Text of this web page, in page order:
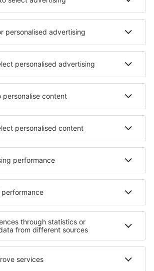
Cazare în Viterbo
de cazare - orașe
Cazare Źlinice Cazare în Jongny
Cazare în Flamanville
Cazare în Hardegarijp
de cazare - regiuni
Cazare în Coasta Amalfi
Cazare in Dolomites
Cazare in Šariš